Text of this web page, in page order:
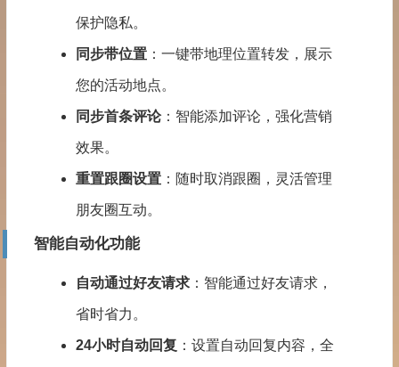
保护隐私。
同步带位置：一键带地理位置转发，展示
您的活动地点。
同步首条评论：智能添加评论，强化营销
效果。
重置跟圈设置：随时取消跟圈，灵活管理
朋友圈互动。
智能自动化功能
自动通过好友请求：智能通过好友请求，
省时省力。
24小时自动回复 ：设置自动回复内容，全